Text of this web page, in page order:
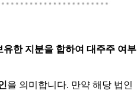
유한 지분을 합하여 대주주 여부
을 의미합니다. 만약 해당 법인